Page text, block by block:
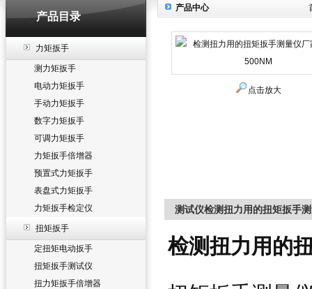
产品目录
力矩扳手
测力矩扳手
电动力矩扳手
手动力矩扳手
数字力矩扳手
可调力矩扳手
力矩扳手倍增器
预置式力矩扳手
表盘式力矩扳手
力矩扳手检定仪
扭矩扳手
定扭矩电动扳手
扭矩扳手测试仪
扭力矩扳手倍增器
产品中心
点击放大
测试仪检测扭力用的扭矩扳手
检测扭力用的